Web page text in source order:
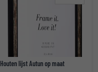
Houten lijst Autun op maat